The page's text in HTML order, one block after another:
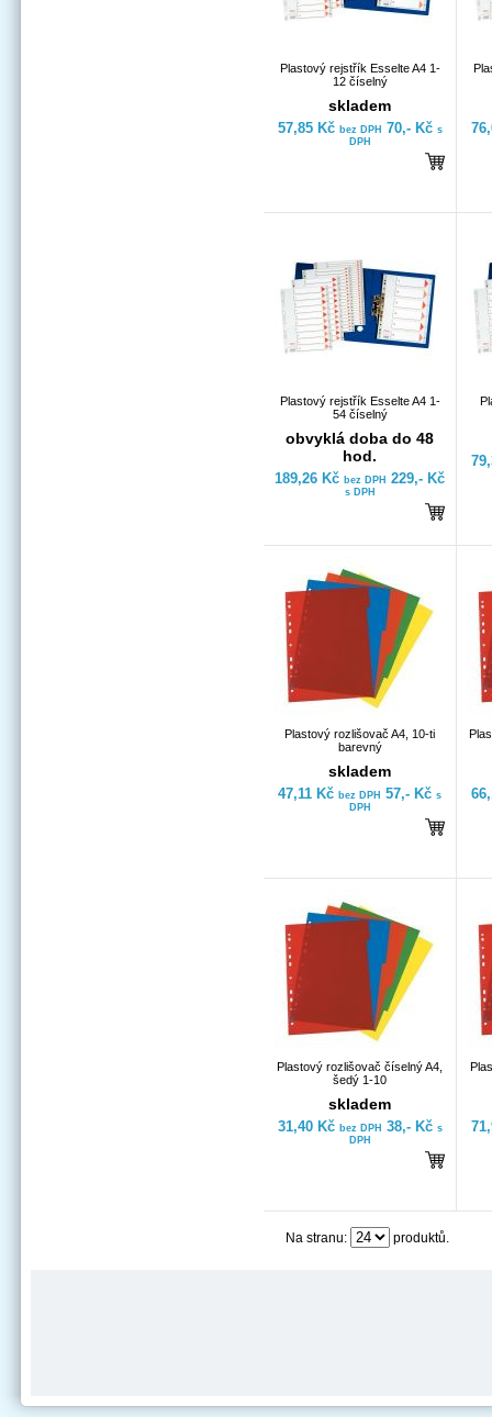
Plastový rejstřík Esselte A4 1-
12 číselný
skladem
57,85 Kč bez DPH 70,- Kč s
DPH
Plastový rejstřík Esselte A4 1-
54 číselný
obvyklá doba do 48
hod.
189,26 Kč bez DPH 229,- Kč
s DPH
Plastový rozlišovač A4, 10-ti
barevný
skladem
47,11 Kč bez DPH 57,- Kč s
DPH
Plastový rozlišovač číselný A4,
šedý 1-10
skladem
31,40 Kč bez DPH 38,- Kč s
DPH
Na stranu: produktů.